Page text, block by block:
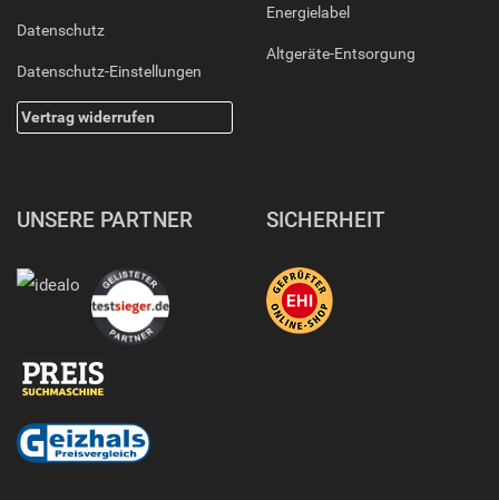
Datenschutz
Datenschutz-Einstellungen
Vertrag widerrufen
Energielabel
Altgeräte-Entsorgung
UNSERE PARTNER SICHERHEIT